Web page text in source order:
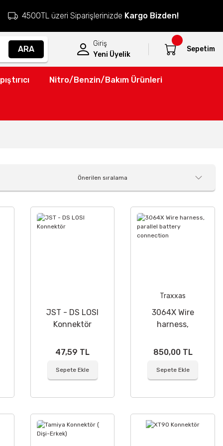
4500TL üzeri Siparişlerinizde Kargo Bizden!
ARA
Giriş
Yeni Üyelik
Sepetim
Nitro/Benzin/Bakım Ürünleri
JST - DS LOSI
Konnektör
47,59 TL
Sepete Ekle
Traxxas
3064X Wire
harness,
connection
850,00 TL
Sepete Ekle